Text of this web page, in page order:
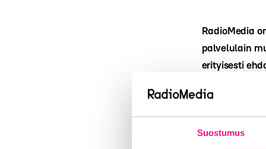
Suostumus
RadioMedia
palvelulain
erityisesti
sähköisen